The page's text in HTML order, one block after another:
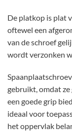
De platkop is plat
oftewel een
van de schroef
wordt verzonken
gebruikt, omdat
een goede grip
ideaal voor
het oppervlak